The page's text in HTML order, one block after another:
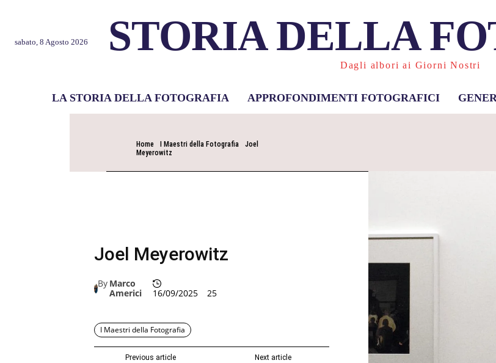
sabato, 8 Agosto 2026 STORIA DELLA
Dagli albori ai Giorni Nostri
LA STORIA DELLA FOTOGRAFIA APPROFONDIMENTI FOTOGRAFICI
Home I Maestri della Fotografia
Joel
Meyerowitz
Joel Meyerowitz
By Marco
Americi
16/09/2025 25
I Maestri della Fotografia
Previous article Next article